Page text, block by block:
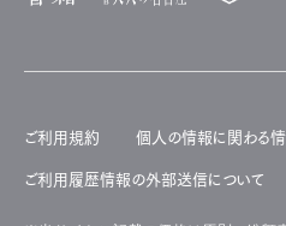
ご利用規約 個人の情報に関わる
ご利用履歴情報の外部送信について